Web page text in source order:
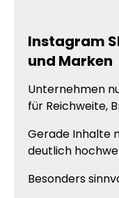
Instagram
und Marken
Unternehmen
für Reichweite,
Gerade Inhalte
deutlich
Besonders